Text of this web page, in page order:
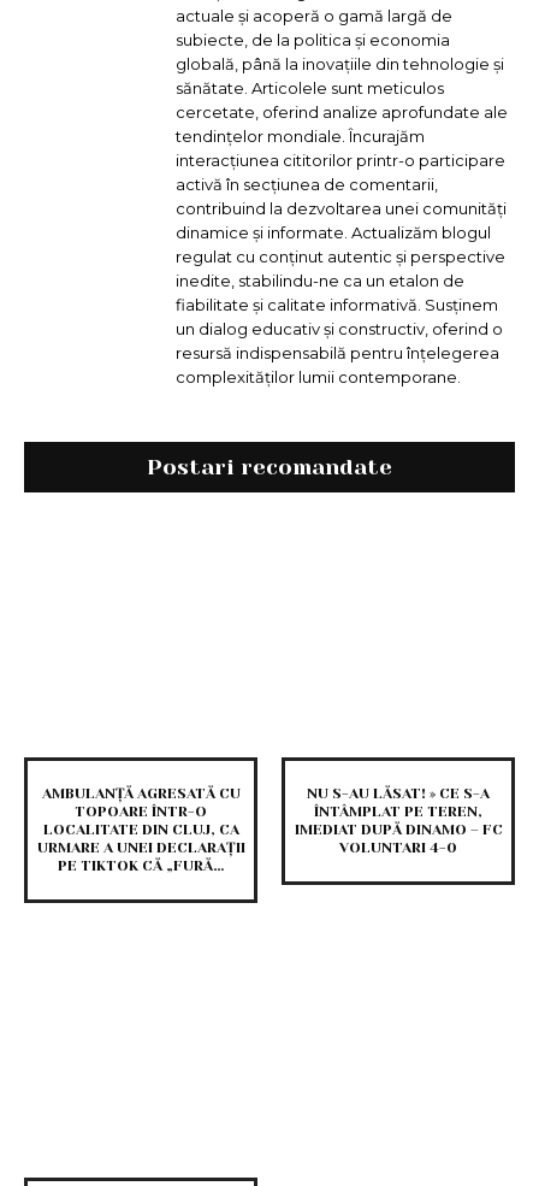
actuale și acoperă o gamă largă de
subiecte, de la politica și economia
globală, până la inovațiile din tehnologie și
sănătate. Articolele sunt meticulos
cercetate, oferind analize aprofundate ale
tendințelor mondiale. Încurajăm
interacțiunea cititorilor printr-o participare
activă în secțiunea de comentarii,
contribuind la dezvoltarea unei comunități
dinamice și informate. Actualizăm blogul
regulat cu conținut autentic și perspective
inedite, stabilindu-ne ca un etalon de
fiabilitate și calitate informativă. Susținem
un dialog educativ și constructiv, oferind o
resursă indispensabilă pentru înțelegerea
complexităților lumii contemporane.
Postari recomandate
AMBULANȚĂ AGRESATĂ CU
TOPOARE ÎNTR-O
LOCALITATE DIN CLUJ, CA
URMARE A UNEI DECLARAȚII
PE TIKTOK CĂ „FURĂ…
NU S-AU LĂSAT! » CE S-A
ÎNTÂMPLAT PE TEREN,
IMEDIAT DUPĂ DINAMO – FC
VOLUNTARI 4-0